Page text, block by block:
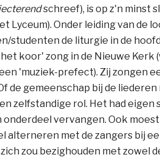
schreef), is op z'n minst
Lyceum). Onder leiding van
studenten de liturgie in de
koor' zong in de Nieuwe Kerk
'muziek-prefect). Zij zongen
de gemeenschap bij de
zelfstandige rol. Het had eigen
onderdeel vervangen. Ook
alterneren met de zangers bij
zich zou bezighouden met zowel